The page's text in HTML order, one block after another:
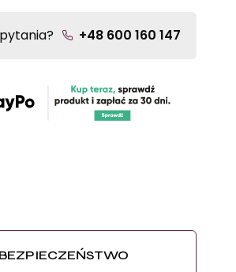
+48 600 160 147
BEZPIECZEŃSTWO